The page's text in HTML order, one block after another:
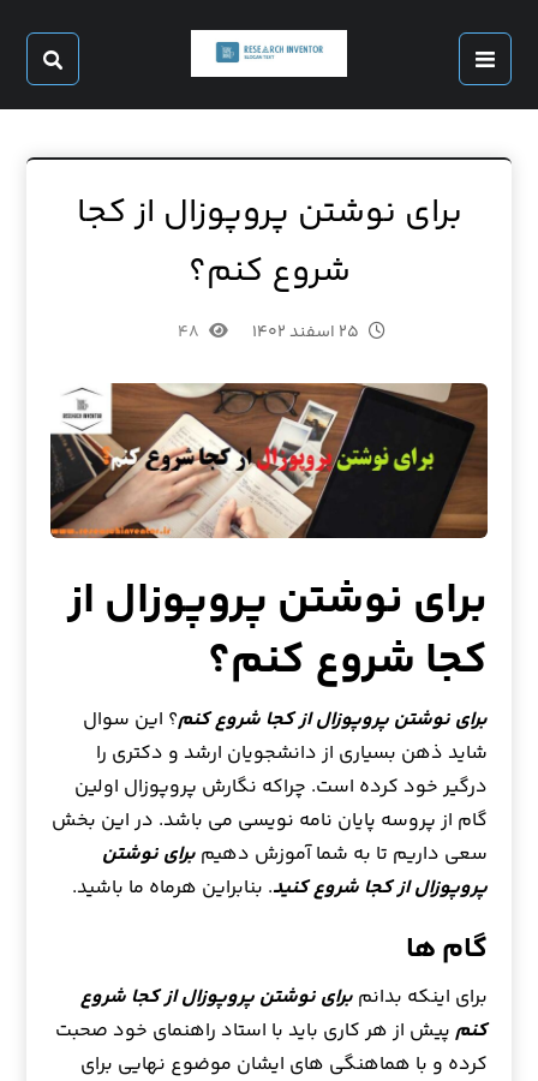
برای نوشتن پروپوزال از کجا
شروع کنم؟
۲۵ اسفند ۱۴۰۲ ۴۸
برای نوشتن پروپوزال از
کجا شروع کنم؟
برای نوشتن پروپوزال از کجا شروع کنم؟ این سوال
شاید ذهن بسیاری از دانشجویان ارشد و دکتری را
درگیر خود کرده است. چراکه نگارش پروپوزال اولین
گام از پروسه پایان نامه نویسی می باشد. در این بخش
سعی داریم تا به شما آموزش دهیمبرای نوشتن
پروپوزال از کجا شروع کنید. بنابراین هرماه ما باشید.
گام ها
برای اینکه بدانمبرای نوشتن پروپوزال از کجا شروع
کنم پیش از هر کاری باید با استاد راهنمای خود صحبت
کرده و با هماهنگی های ایشان موضوع نهایی برای